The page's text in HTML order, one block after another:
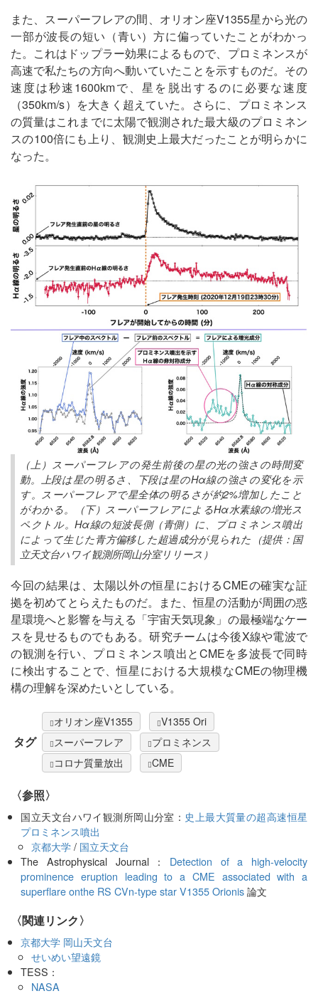
また、スーパーフレアの間、オリオン座V1355星から光の
一部が波長の短い（青い）方に偏っていたことがわかっ
た。これはドップラー効果によるもので、プロミネンスが
高速で私たちの方向へ動いていたことを示すものだ。その
速度は秒速1600kmで、星を脱出するのに必要な速度
（350km/s）を大きく超えていた。さらに、プロミネンス
の質量はこれまでに太陽で観測された最大級のプロミネン
スの100倍にも上り、観測史上最大だったことが明らかに
なった。
（上）スーパーフレアの発生前後の星の光の強さの時間変
動。上段は星の明るさ、下段は星のHα線の強さの変化を示
す。スーパーフレアで星全体の明るさが約2%増加したこと
がわかる。（下）スーパーフレアによるHα水素線の増光ス
ペクトル。Hα線の短波長側（青側）に、プロミネンス噴出
によって生じた青方偏移した超過成分が見られた（提供：国
立天文台ハワイ観測所岡山分室リリース）
今回の結果は、太陽以外の恒星におけるCMEの確実な証
拠を初めてとらえたものだ。また、恒星の活動が周囲の惑
星環境へと影響を与える「宇宙天気現象」の最極端なケー
スを見せるものでもある。研究チームは今後X線や電波で
の観測を行い、プロミネンス噴出とCMEを多波長で同時
に検出することで、恒星における大規模なCMEの物理機
構の理解を深めたいとしている。
タグ
オリオン座V1355
V1355 Ori
スーパーフレア
プロミネンス
コロナ質量放出
CME
〈参照〉
国立天文台ハワイ観測所岡山分室： 史上最大質量の超高速恒星
プロミネンス噴出
京都大学/ 国立天文台
The Astrophysical Journal： Detection of a high-velocity
prominence eruption leading to a CME associated with a
superflare onthe RS CVn-type star V1355 Orionis論文
〈関連リンク〉
京都大学 岡山天文台
せいめい望遠鏡
TESS：
NASA